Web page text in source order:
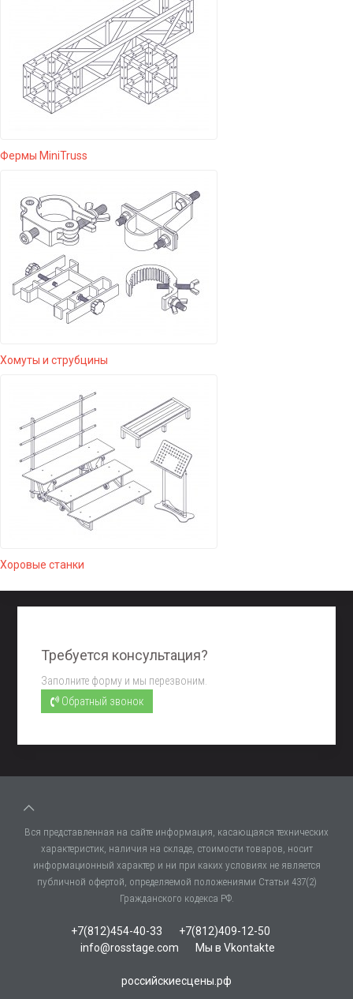
Фермы MiniTruss
Хомуты и струбцины
Хоровые станки
Требуется консультация?
Заполните форму и мы перезвоним.
Обратный звонок
Вся представленная на сайте информация, касающаяся технических
характеристик, наличия на складе, стоимости товаров, носит
информационный характер и ни при каких условиях не является
публичной офертой, определяемой положениями Статьи 437(2)
Гражданского кодекса РФ.
+7(812)454-40-33
+7(812)409-12-50
info@rosstage.com
Мы в Vkontakte
российскиесцены.рф